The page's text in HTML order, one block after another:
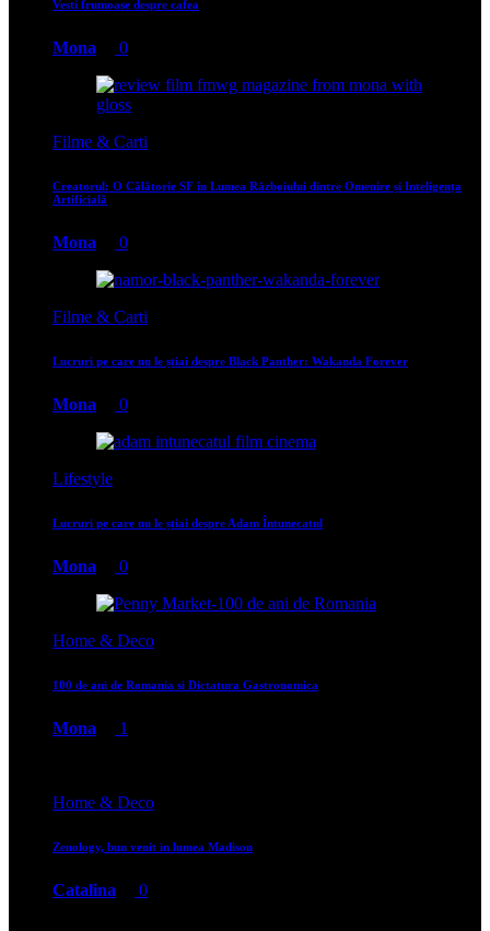
Vesti frumoase despre cafea
Mona 0
Filme & Carti
Creatorul: O Călătorie SF în Lumea Războiului dintre Omenire și Inteligența
Artificială
Mona 0
Filme & Carti
Lucruri pe care nu le știai despre Black Panther: Wakanda Forever
Mona 0
Lifestyle
Lucruri pe care nu le știai despre Adam Întunecatul
Mona 0
Home & Deco
100 de ani de Romania si Dictatura Gastronomica
Mona 1
Home & Deco
Zenology, bun venit in lumea Madison
Catalina 0